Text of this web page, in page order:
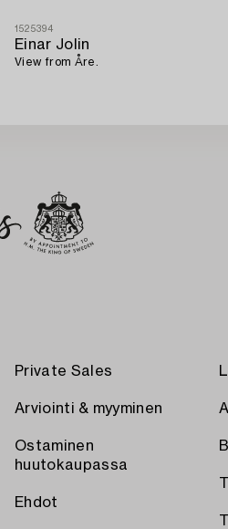
1525394
Einar Jolin
View from Åre.
Private Sales
Arviointi & myyminen
Ostaminen
huutokaupassa
Ehdot